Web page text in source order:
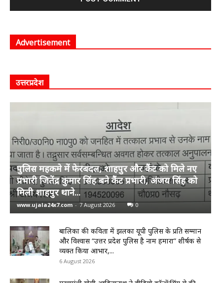
Advertisement
उत्तरप्रदेश
पुलिस महकमे में फेरबदल, शाहपुर और कैंट को मिले नए
प्रभारी जितेंद्र कुमार सिंह बने कैंट प्रभारी, अंजय सिंह को
मिली शाहपुर थाने...
www.ujala24x7.com - 7 August 2026 0
बालिका की कविता में झलका यूपी पुलिस के प्रति सम्मान
और विश्वास “उत्तर प्रदेश पुलिस है नाम हमारा” शीर्षक से
व्यक्त किया आभार,...
6 August 2026